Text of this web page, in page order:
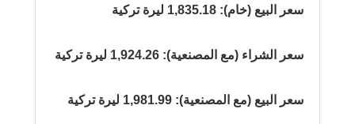
سعر البيع (خام): 1,835.18 ليرة تركية
سعر الشراء (مع المصنعية): 1,924.26 ليرة تركية
سعر البيع (مع المصنعية): 1,981.99 ليرة تركية